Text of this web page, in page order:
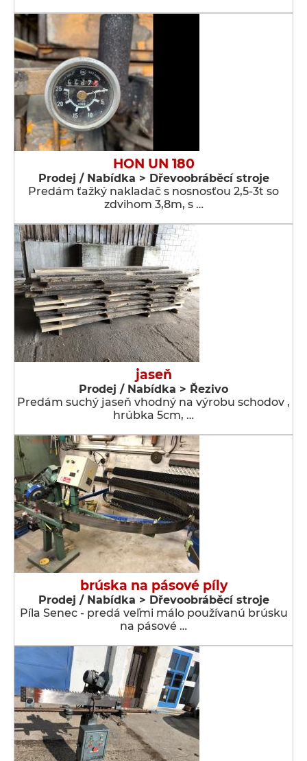
HON UN 180
Prodej / Nabídka > Dřevoobráběcí stroje
Predám ťažký nakladač s nosnosťou 2,5-3t so
zdvihom 3,8m, s …
jaseň
Prodej / Nabídka > Řezivo
Predám suchý jaseň vhodný na výrobu schodov ,
hrúbka 5cm, …
brúska na pásové píly
Prodej / Nabídka > Dřevoobráběcí stroje
Píla Senec - predá veľmi málo používanú brúsku
na pásové …